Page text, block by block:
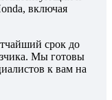
включая
срок до
Мы готовы
к вам на